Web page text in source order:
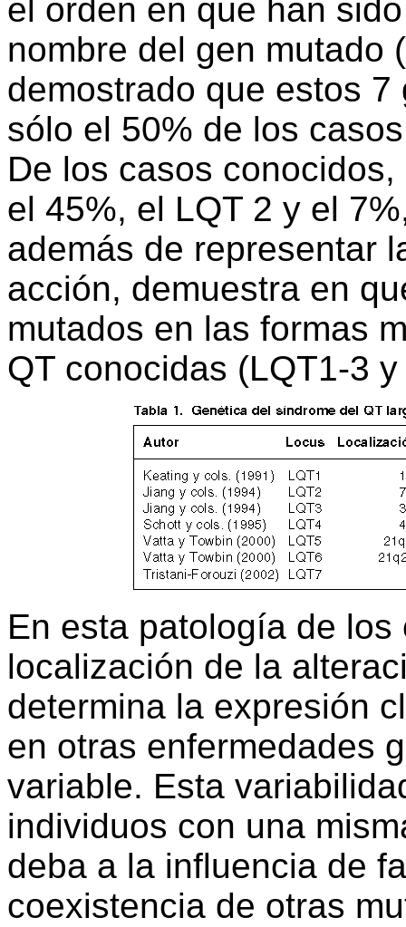
el orden en que han
nombre del gen mutado
demostrado que estos
sólo el 50% de los
De los casos
el 45%, el LQT 2 y el
además de representar
acción, demuestra en
mutados en las formas
QT conocidas (LQT1-3
En esta patología de
localización de la
determina la expresión
en otras enfermedades
variable. Esta
individuos con una
deba a la influencia de
coexistencia de otras